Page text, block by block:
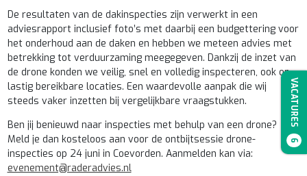
VACATURES
6
De resultaten van de dakinspecties zijn verwerkt in een
adviesrapport inclusief foto’s met daarbij een budgettering voor
het onderhoud aan de daken en hebben we meteen advies met
betrekking tot verduurzaming meegegeven. Dankzij de inzet van
de drone konden we veilig, snel en volledig inspecteren, ook op
lastig bereikbare locaties. Een waardevolle aanpak die wij
steeds vaker inzetten bij vergelijkbare vraagstukken.
Ben jij benieuwd naar inspecties met behulp van een drone?
Meld je dan kosteloos aan voor de ontbijtsessie drone-
inspecties op 24 juni in Coevorden. Aanmelden kan via:
evenement@raderadvies.nl